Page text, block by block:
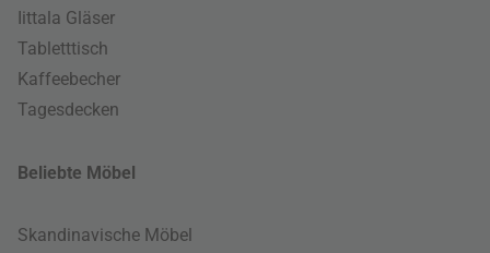
Iittala Gläser
Tabletttisch
Kaffeebecher
Tagesdecken
Beliebte Möbel
Skandinavische Möbel